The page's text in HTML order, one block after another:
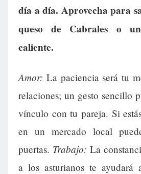
día a día. Aprovecha para
queso de Cabrales o
caliente.
Amor: La paciencia será tu
relaciones; un gesto sencillo
vínculo con tu pareja. Si
en un mercado local
puertas. Trabajo: La
a los asturianos te ayudará